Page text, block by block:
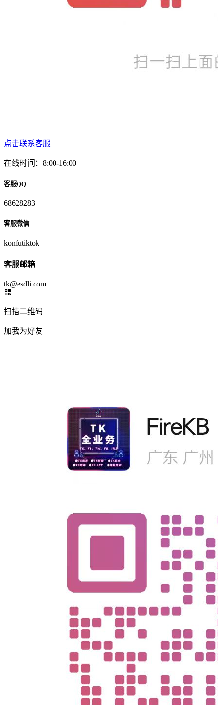
点击联系客服
在线时间：8:00-16:00
客服QQ
68628283
客服微信
konfutiktok
客服邮箱
tk@esdli.com
扫描二维码
加我为好友